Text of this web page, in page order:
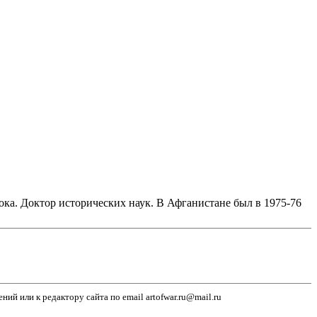
Доктор исторических наук. В Афганистане был в 1975-76
или к редактору сайта по email artofwar.ru@mail.ru